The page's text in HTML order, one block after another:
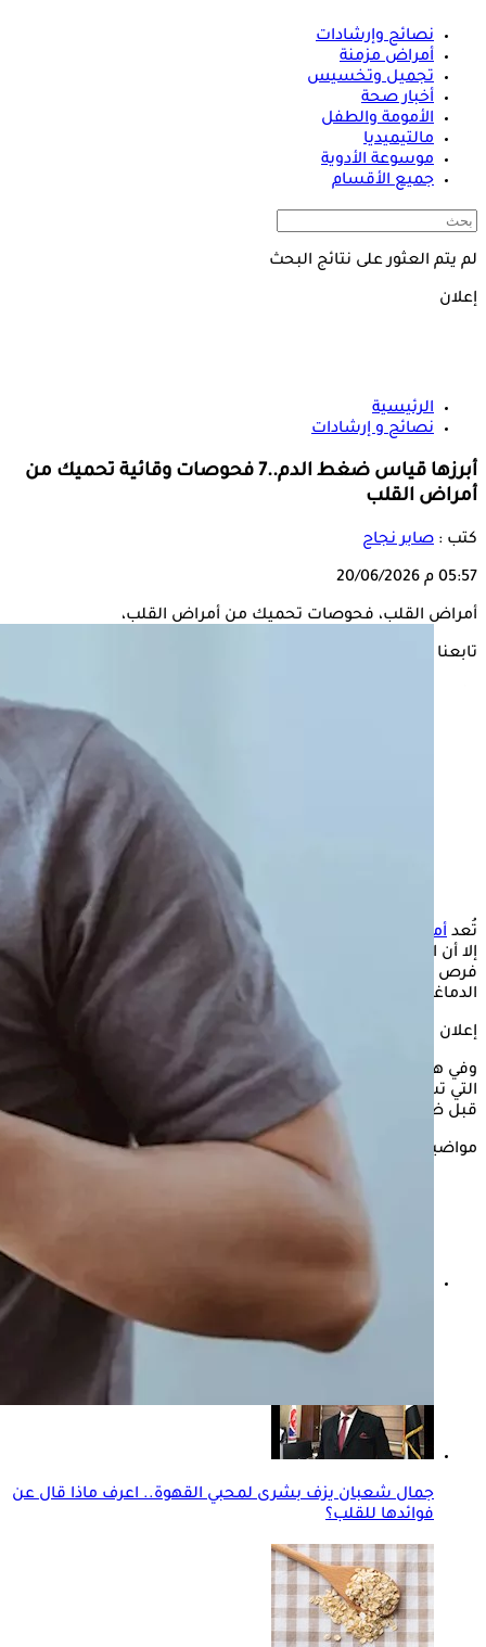
نصائح وإرشادات
أمراض مزمنة
تجميل وتخسيس
أخبار صحة
الأمومة والطفل
مالتيميديا
موسوعة الأدوية
جميع الأقسام
لم يتم العثور على نتائج البحث
إعلان
الرئيسية
نصائح و إرشادات
أبرزها قياس ضغط الدم..7 فحوصات وقائية تحميك من
أمراض القلب
كتب : صابر نجاح
05:57 م 20/06/2026
أمراض القلب، فحوصات تحميك من أمراض القلب،
تابعنا على
تُعد أمراض
من أكثر المشكلات الصحية شيوعًا حول العالم،
إلا أن اكتشاف عوامل الخطر مبكرًا يساعد على الوقاية منها وتقليل
فرص الإصابة بمضاعفات خطيرة مثل الجلطات والسكتات
الدماغية.
إعلان
وفي هذا السياق، يوضح موقع Healthline، أبرز الفحوصات الوقائية
التي تساعد على تقييم صحة القلب واكتشاف المشكلات المحتملة
قبل ظهور الأعراض.
مواضيع ذات صلة
ما هو ضعف القلب الانبساطي؟ وما هو علاجه؟
جمال شعبان يزف بشرى لمحبي القهوة.. اعرف ماذا قال عن
فوائدها للقلب؟